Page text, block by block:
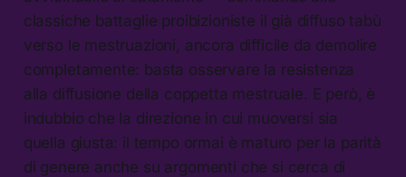
classiche battaglie proibizioniste il già diffuso tabù
verso le mestruazioni, ancora difficile da demolire
completamente: basta osservare la resistenza
alla diffusione della coppetta mestruale. E però, è
indubbio che la direzione in cui muoversi sia
quella giusta: il tempo ormai è maturo per la parità
di genere anche su argomenti che si cerca di